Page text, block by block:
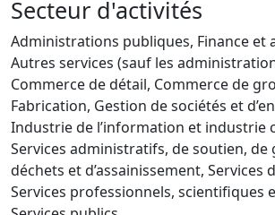
Secteur d'activités
Administrations publiques, Finance et
Autres services (sauf les
Commerce de détail, Commerce de
Fabrication, Gestion de sociétés et
Industrie de l’information et industrie
Services administratifs, de soutien, de
déchets et d’assainissement, Services
Services professionnels, scientifiques